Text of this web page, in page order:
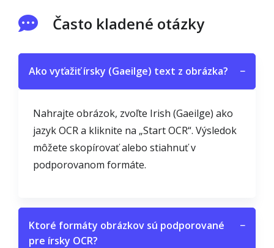
Často kladené otázky
Ako vyťažiť írsky (Gaeilge) text z obrázka? −
Nahrajte obrázok, zvoľte Irish (Gaeilge) ako
jazyk OCR a kliknite na „Start OCR“. Výsledok
môžete skopírovať alebo stiahnuť v
podporovanom formáte.
Ktoré formáty obrázkov sú podporované
pre írsky OCR?
−